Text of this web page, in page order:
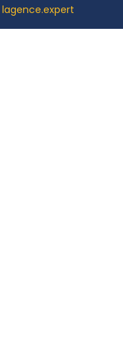
lagence.expert